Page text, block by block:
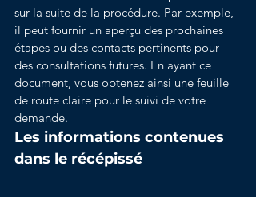
sur la suite de la procédure. Par exemple,
il peut fournir un aperçu des prochaines
étapes ou des contacts pertinents pour
des consultations futures. En ayant ce
document, vous obtenez ainsi une feuille
de route claire pour le suivi de votre
demande.
Les informations contenues
dans le récépissé